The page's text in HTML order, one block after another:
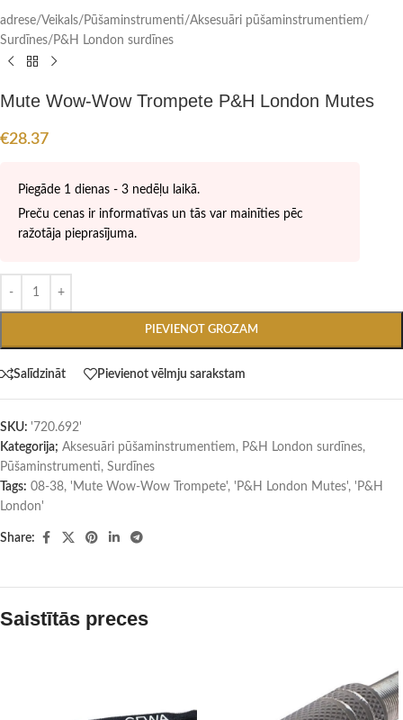
adrese/Veikals/ Pūšaminstrumenti/Aksesuāri pūšaminstrumentiem/
Surdīnes/ P&H London surdīnes
Mute Wow-Wow Trompete P&H London Mutes
€28.37
Piegāde 1 dienas - 3 nedēļu laikā.
Preču cenas ir informatīvas un tās var mainīties pēc
ražotāja pieprasījuma.
PIEVIENOT GROZAM
Salīdzināt Pievienot vēlmju sarakstam
SKU: '720.692'
Kategorija; Aksesuāri pūšaminstrumentiem, P&H London surdīnes,
Pūšaminstrumenti, Surdīnes
Tags: 08-38, 'Mute Wow-Wow Trompete', 'P&H London Mutes', 'P&H
London'
Share:
Saistītās preces